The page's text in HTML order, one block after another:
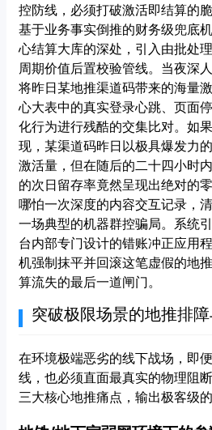
控防线，必须打破激活即结算的
基于业务事实倒推的财务级兜底
心结算大库的深处，引入由批处
周期价值后置校验管线。当夜深
将昨日某地推渠道码带来的海量
心大表中的真实登录心跳、页面
化行为进行残酷的交集比对。如
现，某渠道码昨日以极具爆发力
激活量，但在随后的二十四小时
的次日留存率竟然呈现出绝对的
哪怕一次深度的内容交互记录，
一场典型的机器群控骗局。系统
台内部专门设计的错账冲正应用
机强制抹平并回滚这笔虚假的地
算流失的最后一道闸门。
突破极限场景的地推排
在环境极端恶劣的线下战场，即
线，也必须直面最真实的物理阻
三大核心地推痛点，输出极客级的